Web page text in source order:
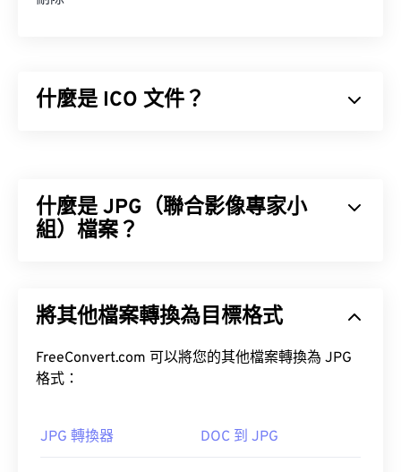
什麼是 ICO 文件？
像，以便 Windows 用戶可以將圖像與應用程式關聯
起來。
使用 Windows 內建的IconMaker開啟、編輯並建立
ICO 檔案。CorelDRAW也是一款優秀的 ICO 檔案開
啟、編輯和建立程式。
什麼是 JPG（聯合影像專家小
組）檔案？
廣泛使用，是因為它具有極高的壓縮率。因此，JPG
上使用。
將其他檔案轉換為目標格式
FreeConvert.com 可以將您的其他檔案轉換為 JPG
格式：
JPG 轉換器 DOC 到 JPG